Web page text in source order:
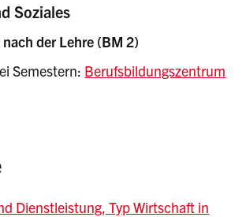
Soziales
der Lehre (BM 2)
Semestern: Berufsbildungszentrum
Dienstleistung, Typ Wirtschaft in